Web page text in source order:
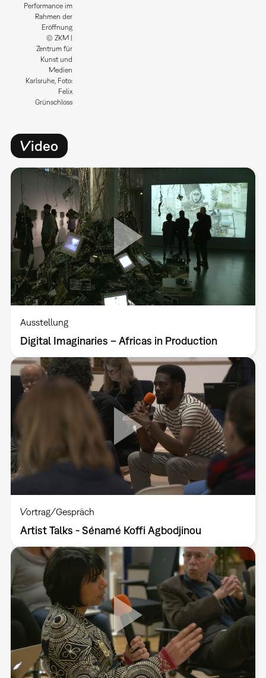
Performance im
Rahmen der
Eröffnung
© ZKM |
Zentrum für
Kunst und
Medien
Karlsruhe, Foto:
Felix
Grünschloss
Video
Ausstellung
Digital Imaginaries – Africas in Production
Vortrag/Gespräch
Artist Talks - Sénamé Koffi Agbodjinou